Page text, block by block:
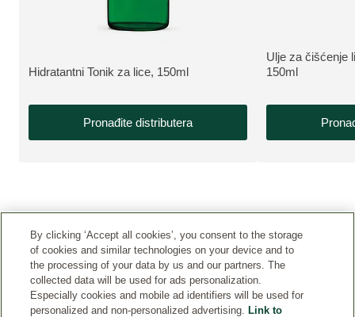
VIŠE INFORMACIJA:
Hidratantni Tonik za lice, 150ml
Pronađite distributera
VIŠE
Ulje za čišćenje
150ml
KONTAKT
By clicking ‘Accept all cookies’, you consent to the storage
of cookies and similar technologies on your device and to
the processing of your data by us and our partners. The
collected data will be used for ads personalization.
Especially cookies and mobile ad identifiers will be used for
personalized and non-personalized advertising. Link to